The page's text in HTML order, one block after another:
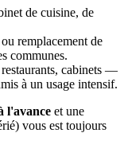
de cuisine, de
remplacement de
communes.
cabinets —
à un usage intensif.
l'avance et une
vous est toujours